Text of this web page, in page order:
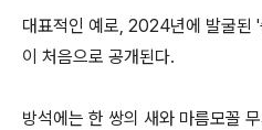
대표적인 예로, 2024년에 발굴된
이 처음으로 공개된다.
방석에는 한 쌍의 새와 마름모꼴